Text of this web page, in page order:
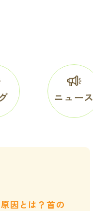
ニュース
因とは？首の